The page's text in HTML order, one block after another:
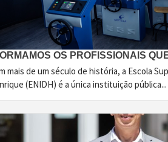
OS PROFISSIONAIS
mais de um século de história, a Escola
(ENIDH) é a única instituição pública...